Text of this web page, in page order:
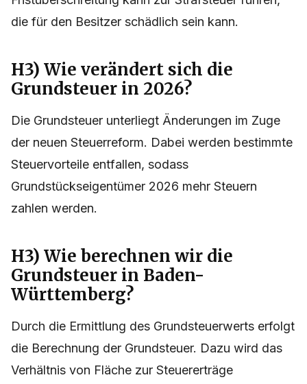
die für den Besitzer schädlich sein kann.
H3) Wie verändert sich die
Grundsteuer in 2026?
Die Grundsteuer unterliegt Änderungen im Zuge
der neuen Steuerreform. Dabei werden bestimmte
Steuervorteile entfallen, sodass
Grundstückseigentümer 2026 mehr Steuern
zahlen werden.
H3) Wie berechnen wir die
Grundsteuer in Baden-
Württemberg?
Durch die Ermittlung des Grundsteuerwerts erfolgt
die Berechnung der Grundsteuer. Dazu wird das
Verhältnis von Fläche zur Steuererträge